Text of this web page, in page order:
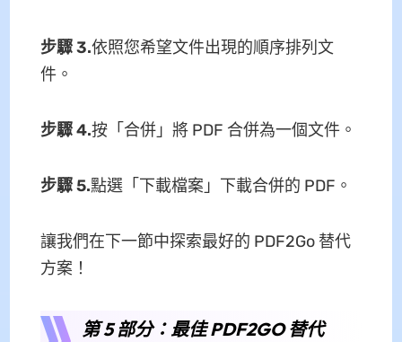
步驟 3.依照您希望文件出現的順序排列文
件。
步驟 4.按「合併」將 PDF 合併為一個文件。
步驟 5.點選「下載檔案」下載合併的 PDF。
讓我們在下一節中探索最好的 PDF2Go 替代
方案！
第 5 部分：最佳 PDF2GO 替代